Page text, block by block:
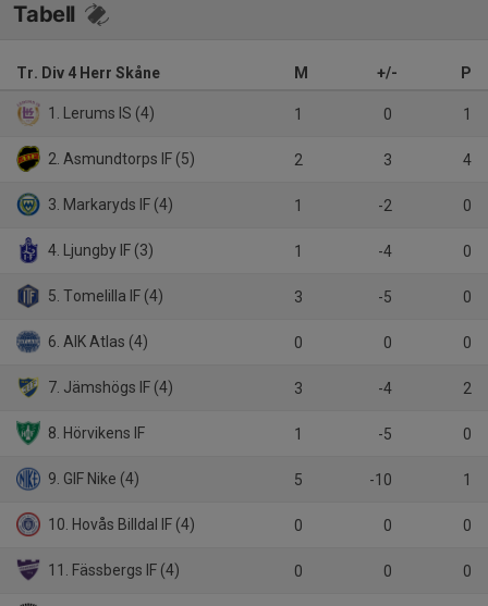
Tabell
Tr. Div 4 Herr Skåne M +/- P
1. Lerums IS (4) 1 0 1
2. Asmundtorps IF (5) 2 3 4
3. Markaryds IF (4) 1 -2 0
4. Ljungby IF (3) 1 -4 0
5. Tomelilla IF (4) 3 -5 0
6. AIK Atlas (4) 0 0 0
7. Jämshögs IF (4) 3 -4 2
8. Hörvikens IF 1 -5 0
9. GIF Nike (4) 5 -10 1
10. Hovås Billdal IF (4) 0 0 0
11. Fässbergs IF (4) 0 0 0